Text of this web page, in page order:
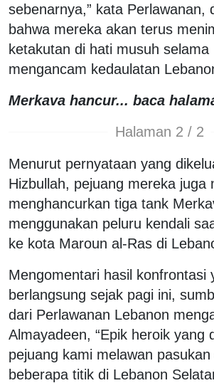
sebenarnya,” kata Perlawanan,
bahwa mereka akan terus
ketakutan di hati musuh selama
mengancam kedaulatan
Merkava hancur... baca
Halaman 2 / 2
Menurut pernyataan yang
Hizbullah, pejuang mereka juga
menghancurkan tiga tank
menggunakan peluru kendali
ke kota Maroun al-Ras di
Mengomentari hasil konfrontasi
berlangsung sejak pagi ini,
dari Perlawanan Lebanon
Almayadeen, “Epik heroik yang
pejuang kami melawan
beberapa titik di Lebanon